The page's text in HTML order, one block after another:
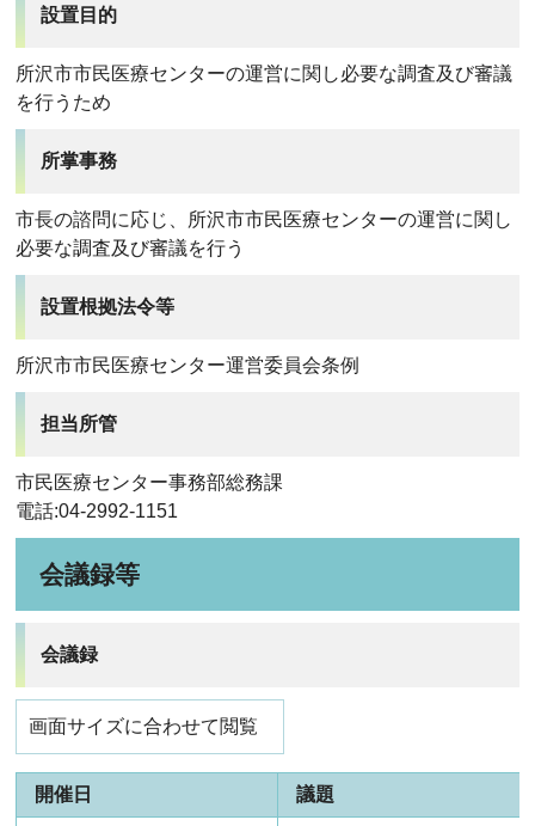
設置目的
所沢市市民医療センターの運営に関し必要な調査及び審議
を行うため
所掌事務
市長の諮問に応じ、所沢市市民医療センターの運営に関し
必要な調査及び審議を行う
設置根拠法令等
所沢市市民医療センター運営委員会条例
担当所管
市民医療センター事務部総務課
電話:04-2992-1151
会議録等
会議録
画面サイズに合わせて閲覧
開催日 議題